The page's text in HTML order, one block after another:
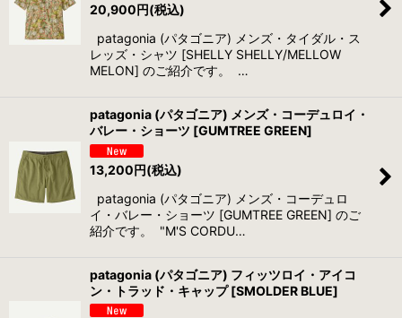
20,900円(税込)
patagonia (パタゴニア) メンズ・タイダル・ス
レッズ・シャツ [SHELLY SHELLY/MELLOW
MELON] のご紹介です。 …
patagonia (パタゴニア) メンズ・コーデュロイ・
バレー・ショーツ [GUMTREE GREEN]
13,200円(税込)
patagonia (パタゴニア) メンズ・コーデュロ
イ・バレー・ショーツ [GUMTREE GREEN] のご
紹介です。 "M'S CORDU…
patagonia (パタゴニア) フィッツロイ・アイコ
ン・トラッド・キャップ [SMOLDER BLUE]